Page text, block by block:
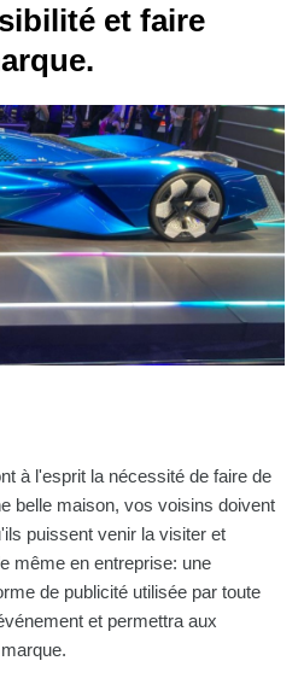
et faire
à l'esprit la nécessité de faire de
belle maison, vos voisins doivent
puissent venir la visiter et
même en entreprise: une
de publicité utilisée par toute
et permettra aux